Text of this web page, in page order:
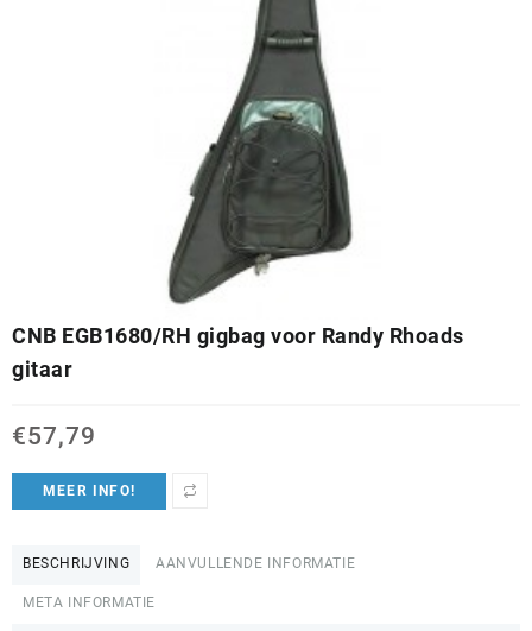
CNB EGB1680/RH gigbag voor Randy Rhoads
gitaar
€57,79
MEER INFO!
BESCHRIJVING AANVULLENDE INFORMATIE
META INFORMATIE